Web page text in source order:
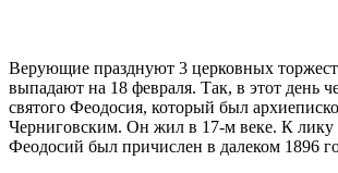
Верующие празднуют 3 церковных
выпадают на 18 февраля. Так, в этот день
святого Феодосия, который был
Черниговским. Он жил в 17-м веке. К лику
Феодосий был причислен в далеком 1896